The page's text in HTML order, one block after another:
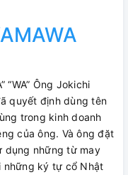
“WA” Ông Jokichi
quyết định dùng tên
trong kinh doanh
của ông. Và ông đặt
dụng những từ may
những ký tự cổ Nhật